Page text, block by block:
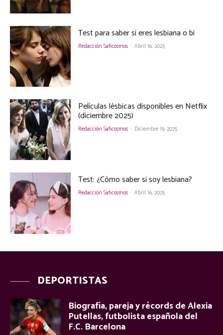
Test para saber si eres lesbiana o bi
Redacción Saficosmos - Abril 16, 2025
Películas lésbicas disponibles en Netflix
(diciembre 2025)
Redacción Saficosmos - Diciembre 19, 2025
Test: ¿Cómo saber si soy lesbiana?
Redacción Saficosmos - Abril 16, 2025
DEPORTISTAS
Biografía, pareja y récords de Alexia
Putellas, futbolista española del
F.C. Barcelona